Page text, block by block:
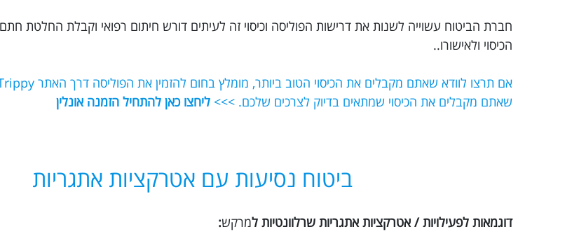
חברת הביטוח עשוייה לשנות את דרישות הפוליסה וכיסוי זה לעיתים דורש חיתום רפואי וקבלת החלטת
הכיסוי ולאישורו..
שאתם מקבלים את הכיסוי שמתאים בדיוק לצרכים שלכם. >>> ליחצו כאן להתחיל הזמנה אונלין
ביטוח נסיעות עם אטרקציות אתגריות
דוגמאות לפעילויות / אטרקציות אתגריות שרלוונטיות למרקש: